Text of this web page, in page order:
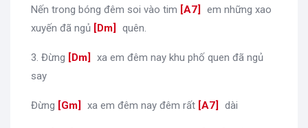
Nến trong bóng đêm soi vào tim [A7
em những xao
xuyến đã ngủ [Dm quên.
3. Đừng [Dm
xa em đêm nay khu phố quen đã ngủ
say
Đừng [Gm xa em đêm nay đêm rất [A7 dài